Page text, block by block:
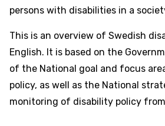
persons with disabilities in a
This is an overview of Swedish
English. It is based on the
of the National goal and focus
policy, as well as the National
monitoring of disability policy